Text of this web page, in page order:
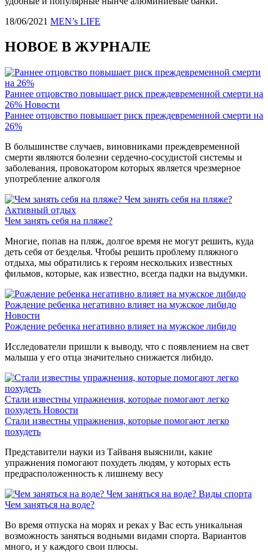
18/06/2021 MEN’s LIFE
НОВОЕ В ЖУРНАЛЕ
Раннее отцовство повышает риск преждевременной смерти на
26% Новости
Раннее отцовство повышает риск преждевременной смерти на
26%
В большинстве случаев, виновниками преждевременной
смерти являются болезни сердечно-сосудистой системы и
заболевания, провокатором которых является чрезмерное
употребление алкоголя
Чем занять себя на пляже?
Активный отдых
Чем занять себя на пляже?
Многие, попав на пляж, долгое время не могут решить, куда
деть себя от безделья. Чтобы решить проблему пляжного
отдыха, мы обратились к героям нескольких известных
фильмов, которые, как известно, всегда падки на выдумки.
Рождение ребенка негативно влияет на мужское либидо
Новости
Рождение ребенка негативно влияет на мужское либидо
Исследователи пришли к выводу, что с появлением на свет
малыша у его отца значительно снижается либидо.
Стали известны упражнения, которые помогают легко
похудеть Новости
Стали известны упражнения, которые помогают легко
похудеть
Представители науки из Тайваня выяснили, какие
упражнения помогают похудеть людям, у которых есть
предрасположенность к лишнему весу
Чем заняться на воде? Виды спорта
Чем заняться на воде?
Во время отпуска на морях и реках у Вас есть уникальная
возможность заняться водными видами спорта. Вариантов
много, и у каждого свои плюсы.